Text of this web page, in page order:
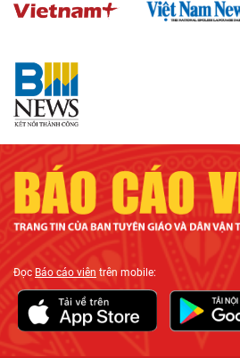
ĐọcBáo cáo viên trên mobile: